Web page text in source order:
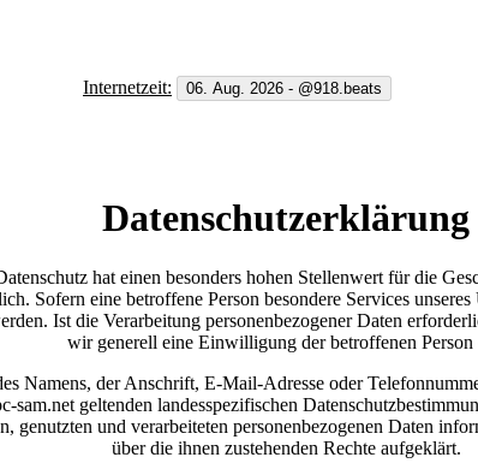
Internetzeit:
Datenschutzerklärung
hat einen besonders hohen Stellenwert für die
Sofern eine betroffene Person besondere Services
Ist die Verarbeitung personenbezogener Daten
wir generell eine Einwilligung der betroffenen Person
Namens, der Anschrift, E-Mail-Adresse oder
geltenden landesspezifischen
und verarbeiteten personenbezogenen Daten
über die ihnen zustehenden Rechte aufgeklärt.